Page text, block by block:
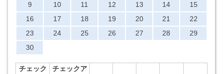
9
10 11 12 13 14
15
16
17 18 19 20 21
22
23
24 25 26 27 28
29
30
チェック
チェックア